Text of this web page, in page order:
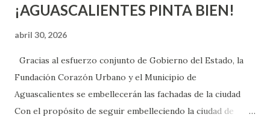
¡AGUASCALIENTES PINTA BIEN!
abril 30, 2026
Gracias al esfuerzo conjunto de Gobierno del Estado, la
Fundación Corazón Urbano y el Municipio de
Aguascalientes se embellecerán las fachadas de la ciudad
Con el propósito de seguir embelleciendo la ciudad de